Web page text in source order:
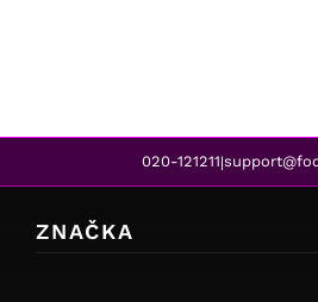
020-121211|
ZNAČKA